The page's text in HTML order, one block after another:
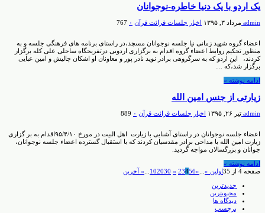
یک اردو با یک دنیا خاطره-نوجوانان
admin مرداد ۳, ۱۳۹۵ اخبار جلسات قرائت قرآن ۰ 767
اعضاء گروه شهید زمانی نیا جلسه نوجوانان مسچد،در راستای برنامه های فرهنگی جلسه و به
منظور تحکیم روابط اعضاء گروه اقدام به برگزاری اردویی درتفریحگاه ساحلی علی کله برگزار
کردند، این اردو که به سرگروهی برادر نوید نادر پور و معاونان او اشکان چالیش و امین عبایی
برگزار شد،که …
ادامه نوشته »
زیارتی از جنس امین الله
admin تیر ۲۶, ۱۳۹۵ اخبار جلسات قرائت قرآن ۰ 889
اعضاء جلسه نوجوانان در راستای آشنایی با زیارت اهل البیت در مورخ ۹۵/۴/۱۰اقدام به بر گزاری
زیارت امین الله با مداحی برادر مقدسیان کردند که با استقبال گسترده اعضاء جلسه نوجوانان،
جوانان و بزرگسالان مواجه گردید.
ادامه نوشته »
صفحه 4 از 35
اولین « «
23456
»
102030
» آخرین
جدیدترین
محبوبترین
دیدگاه ها
برچسب